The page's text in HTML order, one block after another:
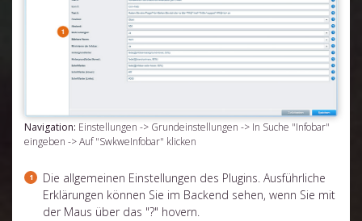
Navigation: Einstellungen -> Grundeinstellungen -> In Suche "Infobar"
eingeben -> Auf "SwkweInfobar" klicken
Die allgemeinen Einstellungen des Plugins. Ausführliche
Erklärungen können Sie im Backend sehen, wenn Sie mit
der Maus über das "?" hovern.